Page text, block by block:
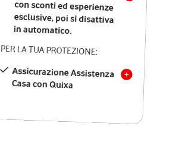
in automatico.
PER LA TUA PROTEZIONE:
Assicurazione Assistenza
Casa con Quixa